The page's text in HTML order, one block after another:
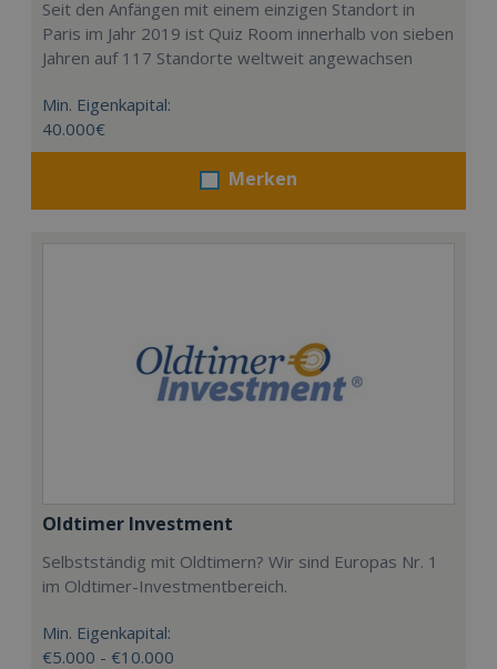
Seit den Anfängen mit einem einzigen Standort in
Paris im Jahr 2019 ist Quiz Room innerhalb von sieben
Jahren auf 117 Standorte weltweit angewachsen
Min. Eigenkapital:
40.000€
Merken
Oldtimer Investment
Selbstständig mit Oldtimern? Wir sind Europas Nr. 1
im Oldtimer-Investmentbereich.
Min. Eigenkapital:
€5.000 - €10.000